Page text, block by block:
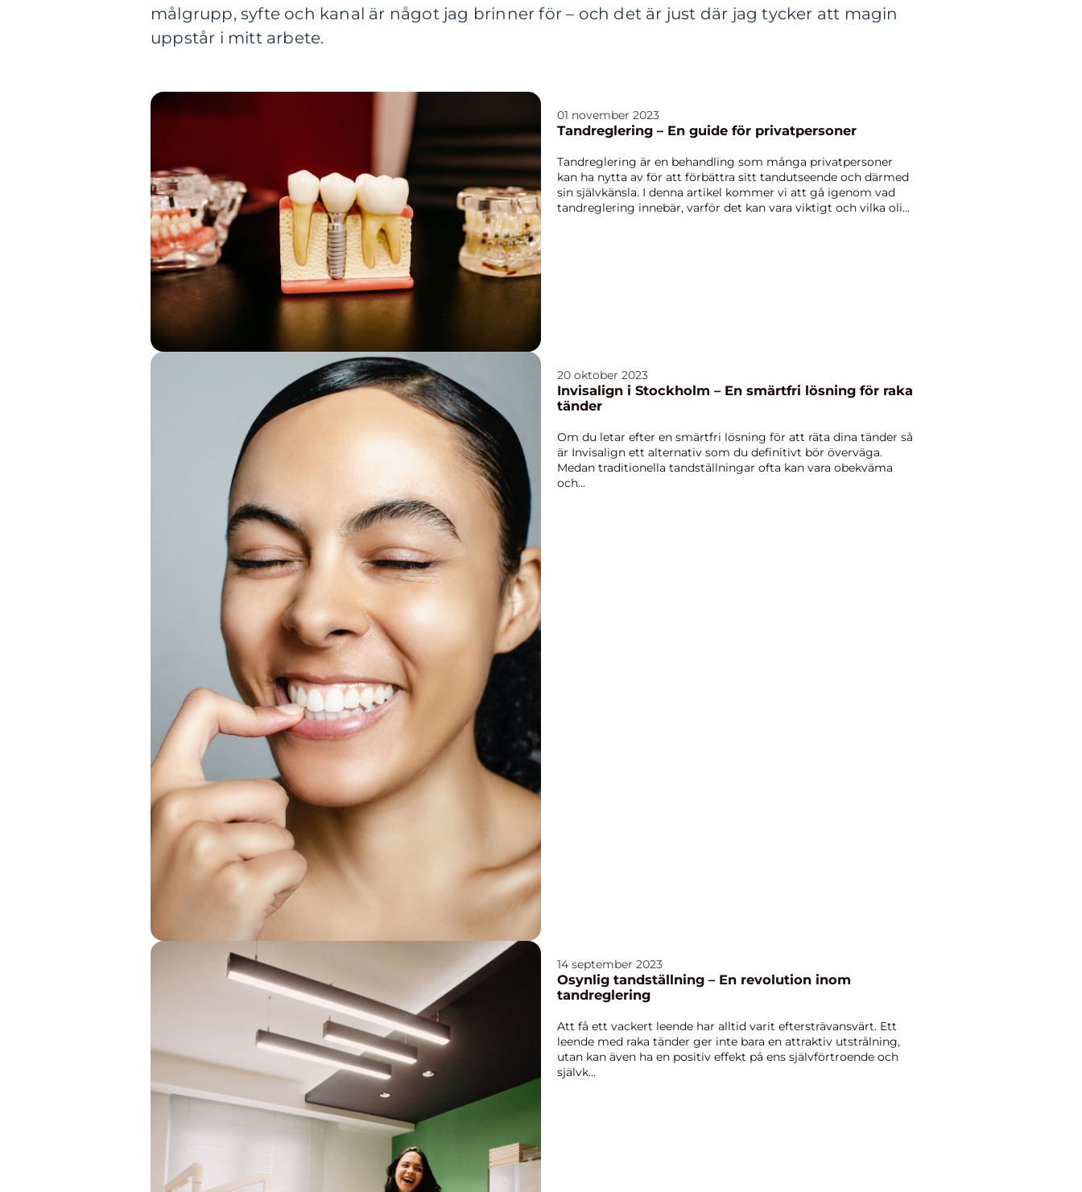
målgrupp, syfte och kanal är något jag brinner för – och det är just där jag tycker att magin
uppstår i mitt arbete.
01 november 2023
Tandreglering – En guide för privatpersoner
Tandreglering är en behandling som många privatpersoner
kan ha nytta av för att förbättra sitt tandutseende och därmed
sin självkänsla. I denna artikel kommer vi att gå igenom vad
tandreglering innebär, varför det kan vara viktigt och vilka olika
20 oktober 2023
Invisalign i Stockholm – En smärtfri lösning för raka
tänder
Om du letar efter en smärtfri lösning för att räta dina tänder så
är Invisalign ett alternativ som du definitivt bör överväga.
Medan traditionella tandställningar ofta kan vara obekväma
och...
14 september 2023
Osynlig tandställning – En revolution inom
tandreglering
Att få ett vackert leende har alltid varit eftersträvansvärt. Ett
leende med raka tänder ger inte bara en attraktiv utstrålning,
utan kan även ha en positiv effekt på ens självförtroende och
självk...